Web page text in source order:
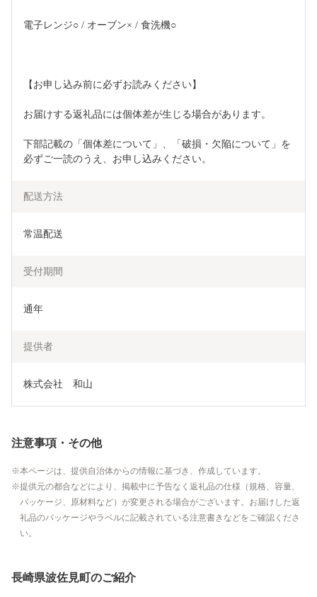
電子レンジ○ / オーブン× / 食洗機○
【お申し込み前に必ずお読みください】
お届けする返礼品には個体差が生じる場合があります。
下部記載の「個体差について」、「破損・欠陥について」を
必ずご一読のうえ、お申し込みください。
配送方法
常温配送
受付期間
通年
提供者
株式会社　和山
注意事項・その他
本ページは、提供自治体からの情報に基づき、作成しています。
提供元の都合などにより、掲載中に予告なく返礼品の仕様（規格、容量、
パッケージ、原材料など）が変更される場合がございます。お届けした返
礼品のパッケージやラベルに記載されている注意書きなどをご確認くださ
い。
長崎県波佐見町のご紹介